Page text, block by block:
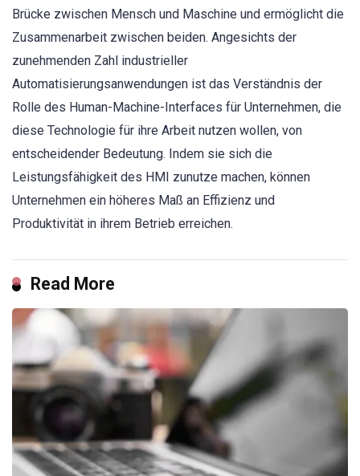
Brücke zwischen Mensch und Maschine und ermöglicht die
Zusammenarbeit zwischen beiden. Angesichts der
zunehmenden Zahl industrieller
Automatisierungsanwendungen ist das Verständnis der
Rolle des Human-Machine-Interfaces für Unternehmen, die
diese Technologie für ihre Arbeit nutzen wollen, von
entscheidender Bedeutung. Indem sie sich die
Leistungsfähigkeit des HMI zunutze machen, können
Unternehmen ein höheres Maß an Effizienz und
Produktivität in ihrem Betrieb erreichen.
Read More